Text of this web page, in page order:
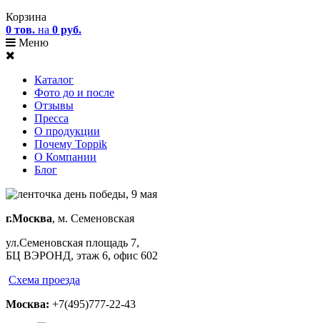
Корзина
0 тов. на 0 руб.
Меню
Каталог
Фото до и после
Отзывы
Пресса
О продукции
Почему Toppik
О Компании
Блог
г.Москва, м. Семеновская
ул.Семеновская площадь 7,
БЦ ВЭРОНД, этаж 6, офис 602
Схема проезда
Москва: +7(495)777-22-43